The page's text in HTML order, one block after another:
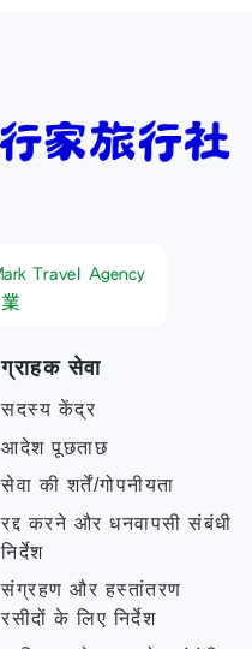
ग्राहक सेवा
सदस्य केंद्र
आदेश पूछताछ
सेवा की शर्तें/गोपनीयता
रद्द करने और धनवापसी संबंधी
निर्देश
संग्रहण और हस्तांतरण
रसीदों के लिए निर्देश